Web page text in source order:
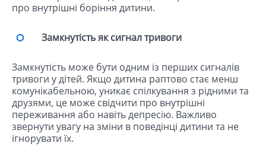
про внутрішні боріння дитини.
Замкнутість як сигнал тривоги
Замкнутість може бути одним із перших сигналів
тривоги у дітей. Якщо дитина раптово стає менш
комунікабельною, уникає спілкування з рідними та
друзями, це може свідчити про внутрішні
переживання або навіть депресію. Важливо
звернути увагу на зміни в поведінці дитини та не
ігнорувати їх.